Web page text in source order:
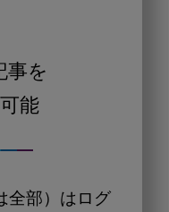
事を
能
全部）はログ